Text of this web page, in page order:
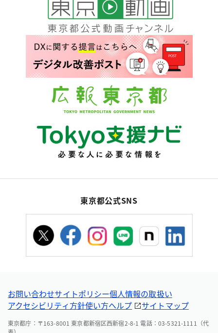
東京都公式SNS
お問い合わせサイトポリシー個人情報の取扱い
アクセシビリティ方針使い方ヘルプ サイトマップ
東京都庁：〒163-8001 東京都新宿区西新宿2-8-1 電話：03-5321-1111（代